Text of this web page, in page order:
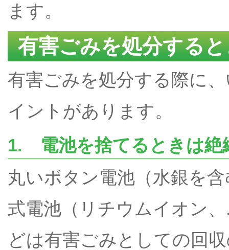
ます。
有害ごみを処分する
有害ごみを処分する際に
イントがあります。
1. 電池を捨てるときは絶
丸いボタン電池（水銀を
式電池（リチウムイオン
どは有害ごみとしての回